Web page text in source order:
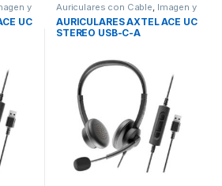
y
UC
Auriculares con Cable, Imagen y
Sonido,Sonido
AURICULARES AXTEL ACE UC
STEREO USB-C-A